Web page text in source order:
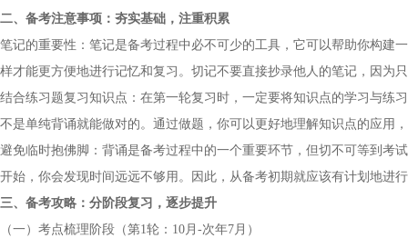
二、备考注意事项：夯实基础，注重积累
笔记的重要性：笔记是备考过程中必不可少的工具，它可以帮助你构建
样才能更方便地进行记忆和复习。切记不要直接抄录他人的笔记，因为
结合练习题复习知识点：在第一轮复习时，一定要将知识点的学习与练
不是单纯背诵就能做对的。通过做题，你可以更好地理解知识点的应用
避免临时抱佛脚：背诵是备考过程中的一个重要环节，但切不可等到考
开始，你会发现时间远远不够用。因此，从备考初期就应该有计划地进
三、备考攻略：分阶段复习，逐步提升
（一）考点梳理阶段（第1轮：10月-次年7月）